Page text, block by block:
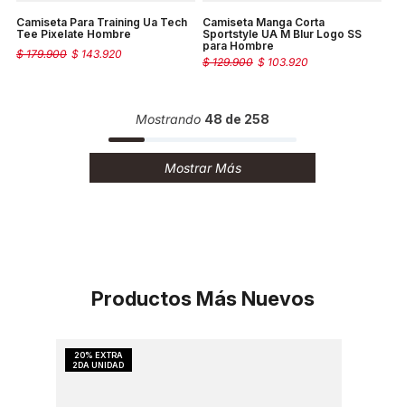
Camiseta Para Training Ua Tech
Tee Pixelate Hombre
$ 143.920
$ 179.900
Camiseta Manga Corta
Sportstyle UA M Blur Logo SS
para Hombre
$ 103.920
$ 129.900
Mostrando 48 de 258
Mostrar Más
Productos Más Nuevos